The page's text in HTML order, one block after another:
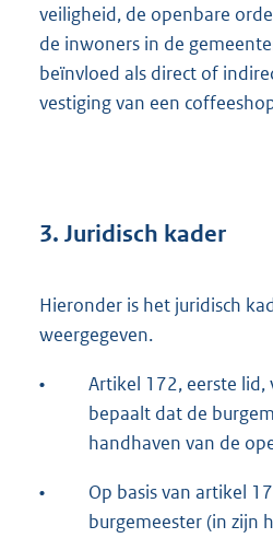
veiligheid, de openbare
de inwoners in de
beïnvloed als direct of
vestiging van een
3. Juridisch kader
Hieronder is het juridisch
weergegeven.
•
Artikel 172, eerste
bepaalt dat de
handhaven van de
•
Op basis van artikel
burgemeester (in zijn